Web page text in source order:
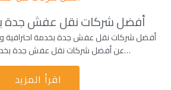
أفضل شركات نقل عفش جدة
أفضل شركات نقل عفش جدة بخدمة احترافية
عن أفضل شركات نقل عفش جدة بخدمة احترافية، فإن…
اقرأ المزيد